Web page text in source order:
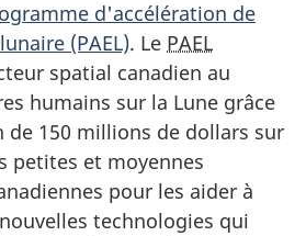
d'accélération de
(PAEL). Le PAEL
spatial canadien au
humains sur la Lune grâce
150 millions de dollars sur
petites et moyennes
pour les aider à
technologies qui